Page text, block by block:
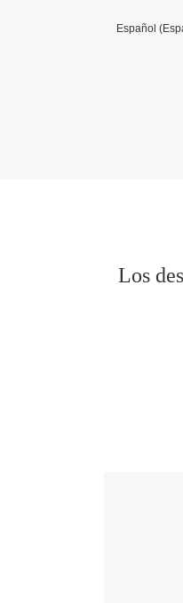
Los
Cambiar el
Español
Los